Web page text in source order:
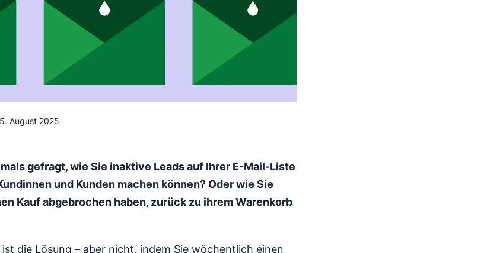
August 2025
gefragt, wie Sie inaktive Leads auf Ihrer E-Mail-Liste
und Kunden machen können? Oder wie Sie
Kauf abgebrochen haben, zurück zu ihrem Warenkorb
die Lösung – aber nicht, indem Sie wöchentlich einen